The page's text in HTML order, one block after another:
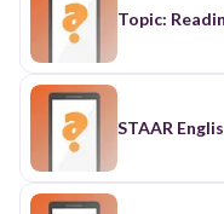
Topic:
STAAR